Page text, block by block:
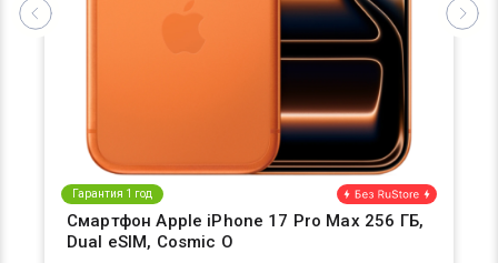
Гарантия 1 год
Смартфон Apple iPhone 17 Pro Max 256 ГБ,
Dual eSIM, Cosmic O